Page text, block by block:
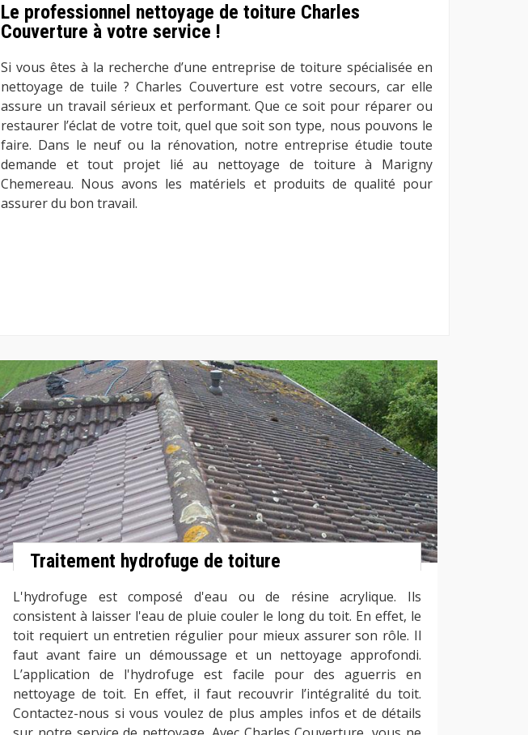
Le professionnel nettoyage de toiture Charles
Couverture à votre service !
Si vous êtes à la recherche d’une entreprise de toiture spécialisée en
nettoyage de tuile ? Charles Couverture est votre secours, car elle
assure un travail sérieux et performant. Que ce soit pour réparer ou
restaurer l’éclat de votre toit, quel que soit son type, nous pouvons le
faire. Dans le neuf ou la rénovation, notre entreprise étudie toute
demande et tout projet lié au nettoyage de toiture à Marigny
Chemereau. Nous avons les matériels et produits de qualité pour
assurer du bon travail.
Traitement hydrofuge de toiture
L'hydrofuge est composé d'eau ou de résine acrylique. Ils
consistent à laisser l'eau de pluie couler le long du toit. En effet, le
toit requiert un entretien régulier pour mieux assurer son rôle. Il
faut avant faire un démoussage et un nettoyage approfondi.
L’application de l'hydrofuge est facile pour des aguerris en
nettoyage de toit. En effet, il faut recouvrir l’intégralité du toit.
Contactez-nous si vous voulez de plus amples infos et de détails